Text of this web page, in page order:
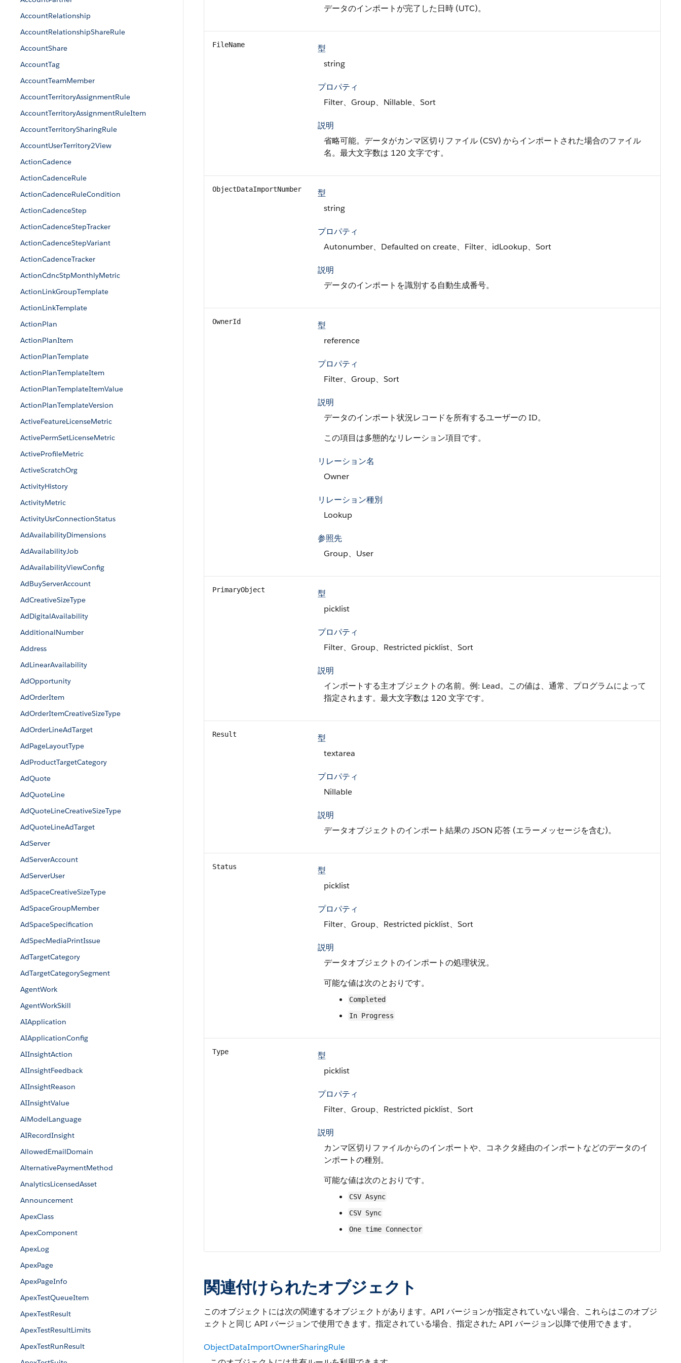
AccountRelationship
AccountRelationshipShareRule
AccountShare
AccountTag
AccountTeamMember
AccountTerritoryAssignmentRule
AccountTerritoryAssignmentRuleItem
AccountTerritorySharingRule
AccountUserTerritory2View
ActionCadence
ActionCadenceRule
ActionCadenceRuleCondition
ActionCadenceStep
ActionCadenceStepTracker
ActionCadenceStepVariant
ActionCadenceTracker
ActionCdncStpMonthlyMetric
ActionLinkGroupTemplate
ActionLinkTemplate
ActionPlan
ActionPlanItem
ActionPlanTemplate
ActionPlanTemplateItem
ActionPlanTemplateItemValue
ActionPlanTemplateVersion
ActiveFeatureLicenseMetric
ActivePermSetLicenseMetric
ActiveProfileMetric
ActiveScratchOrg
ActivityHistory
ActivityMetric
ActivityUsrConnectionStatus
AdAvailabilityDimensions
AdAvailabilityJob
AdAvailabilityViewConfig
AdBuyServerAccount
AdCreativeSizeType
AdDigitalAvailability
AdditionalNumber
Address
AdLinearAvailability
AdOpportunity
AdOrderItem
AdOrderItemCreativeSizeType
AdOrderLineAdTarget
AdPageLayoutType
AdProductTargetCategory
AdQuote
AdQuoteLine
AdQuoteLineCreativeSizeType
AdQuoteLineAdTarget
AdServer
AdServerAccount
AdServerUser
AdSpaceCreativeSizeType
AdSpaceGroupMember
AdSpaceSpecification
AdSpecMediaPrintIssue
AdTargetCategory
AdTargetCategorySegment
AgentWork
AgentWorkSkill
AIApplication
AIApplicationConfig
AIInsightAction
AIInsightFeedback
AIInsightReason
AIInsightValue
AiModelLanguage
AIRecordInsight
AllowedEmailDomain
AlternativePaymentMethod
AnalyticsLicensedAsset
Announcement
ApexClass
ApexComponent
ApexLog
ApexPage
ApexPageInfo
ApexTestQueueItem
ApexTestResult
ApexTestResultLimits
ApexTestRunResult
データのインポートが完了した日時 (UTC)。
FileName
型
string
プロパティ
Filter、Group、Nillable、Sort
説明
省略可能。データがカンマ区切りファイル (CSV) からインポートされた場合のファイル
名。最大文字数は 120 文字です。
ObjectDataImportNumber
型
string
プロパティ
Autonumber、Defaulted on create、Filter、idLookup、Sort
説明
データのインポートを識別する自動生成番号。
OwnerId
型
reference
プロパティ
Filter、Group、Sort
説明
データのインポート状況レコードを所有するユーザーの ID。
この項目は多態的なリレーション項目です。
リレーション名
Owner
リレーション種別
Lookup
参照先
Group、User
PrimaryObject
型
picklist
プロパティ
Filter、Group、Restricted picklist、Sort
説明
インポートする主オブジェクトの名前。例: Lead。この値は、通常、プログラムによって
指定されます。最大文字数は 120 文字です。
Result
型
textarea
プロパティ
Nillable
説明
データオブジェクトのインポート結果の JSON 応答 (エラーメッセージを含む)。
Status
型
picklist
プロパティ
Filter、Group、Restricted picklist、Sort
説明
データオブジェクトのインポートの処理状況。
可能な値は次のとおりです。
Completed
In Progress
Type
型
picklist
プロパティ
Filter、Group、Restricted picklist、Sort
説明
カンマ区切りファイルからのインポートや、コネクタ経由のインポートなどのデータのイ
ンポートの種別。
可能な値は次のとおりです。
CSV Async
CSV Sync
One time Connector
関連付けられたオブジェクト
このオブジェクトには次の関連するオブジェクトがあります。API バージョンが指定されていない場合、これらはこのオブジ
ェクトと同じ API バージョンで使用できます。指定されている場合、指定された API バージョン以降で使用できます。
ObjectDataImportOwnerSharingRule